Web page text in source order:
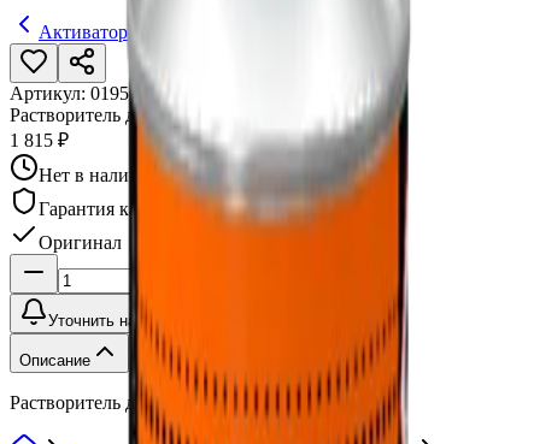
Активаторы
Артикул: 019567 •Бренд:
Растворитель для переходов Syrox S8100 1 л
1 815 ₽
Нет в наличии
Гарантия качества
Оригинал
Уточнить наличие
Описание
Растворитель для переходов Syrox S8100 1 л